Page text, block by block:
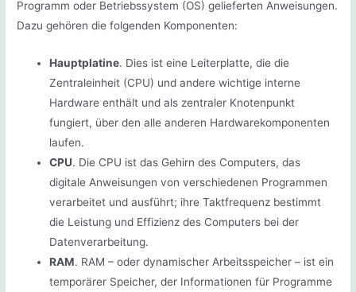
Programm oder Betriebssystem (OS) gelieferten Anweisungen.
Dazu gehören die folgenden Komponenten:
Hauptplatine. Dies ist eine Leiterplatte, die die
Zentraleinheit (CPU) und andere wichtige interne
Hardware enthält und als zentraler Knotenpunkt
fungiert, über den alle anderen Hardwarekomponenten
laufen.
CPU. Die CPU ist das Gehirn des Computers, das
digitale Anweisungen von verschiedenen Programmen
verarbeitet und ausführt; ihre Taktfrequenz bestimmt
die Leistung und Effizienz des Computers bei der
Datenverarbeitung.
RAM. RAM – oder dynamischer Arbeitsspeicher – ist ein
temporärer Speicher, der Informationen für Programme